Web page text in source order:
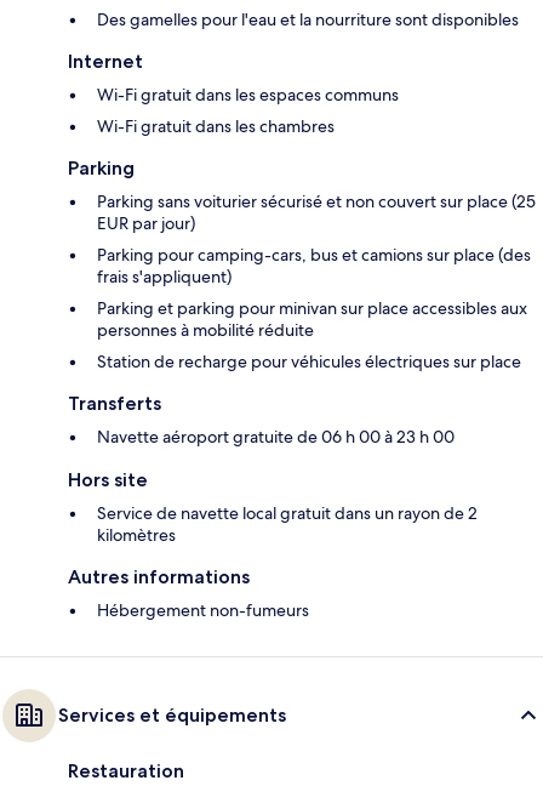
Des gamelles pour l'eau et la nourriture sont disponibles
Internet
Wi-Fi gratuit dans les espaces communs
Wi-Fi gratuit dans les chambres
Parking
Parking sans voiturier sécurisé et non couvert sur place (25
EUR par jour)
Parking pour camping-cars, bus et camions sur place (des
frais s'appliquent)
Parking et parking pour minivan sur place accessibles aux
personnes à mobilité réduite
Station de recharge pour véhicules électriques sur place
Transferts
Navette aéroport gratuite de 06 h 00 à 23 h 00
Hors site
Service de navette local gratuit dans un rayon de 2
kilomètres
Autres informations
Hébergement non-fumeurs
Services et équipements
Restauration